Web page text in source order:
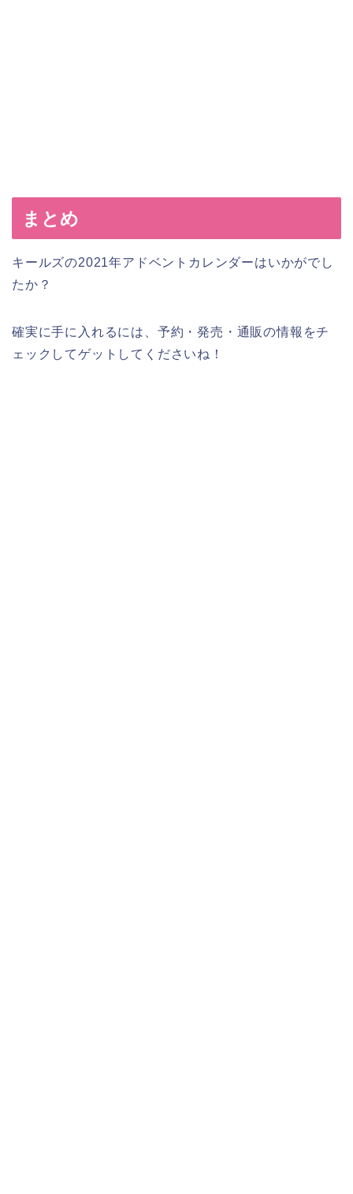
まとめ
キールズの2021年アドベントカレンダーはいかがでし
たか？
確実に手に入れるには、予約・発売・通販の情報をチ
ェックしてゲットしてくださいね！